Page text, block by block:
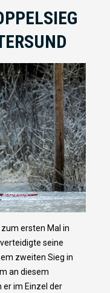
ersten Mal in
seine
zweiten Sieg in
an diesem
er im Einzel der